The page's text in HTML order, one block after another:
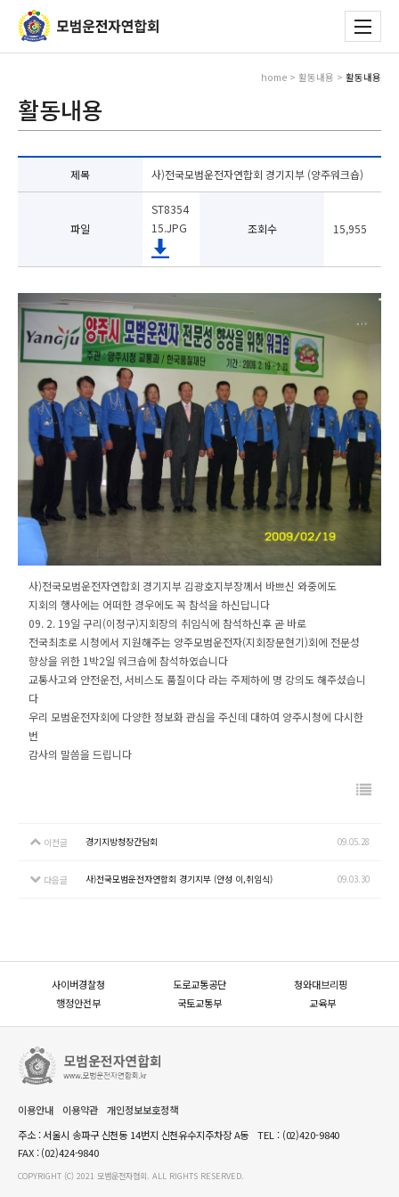
활동내용
home > 활동내용 > 활동내용
제목 사)전국모범운전자연합회 경기지부 (양주워크숍)
파일
ST8354
15.JPG
조회수 15,955
사)전국모범운전자연합회 경기지부 김광호지부장께서 바쁘신 와중에도
지회의 행사에는 어떠한 경우에도 꼭 참석을 하신답니다
09. 2. 19일 구리(이정구)지회장의 취임식에 참석하신후 곧 바로
전국최초로 시청에서 지원해주는 양주모범운전자(지회장문현기)회에 전문성
향상을 위한 1박2일 워크숍에 참석하였습니다
교통사고와 안전운전, 서비스도 품질이다 라는 주제하에 명 강의도 해주셨습니
다
우리 모범운전자회에 다양한 정보화 관심을 주신데 대하여 양주시청에 다시한
번
감사의 말씀을 드립니다
이전글 경기지방청장간담회 09.05.28
다음글 사)전국모범운전자연합회 경기지부 (안성 이,취임식) 09.03.30
사이버경찰청 도로교통공단
청와대브리핑
행정안전부
국토교통부 교육부
이용안내 이용약관
개인정보보호정책
주소 : 서울시 송파구 신천동 14번지 신천유수지주차장 A동
TEL : (02)420-9840
FAX : (02)424-9840
COPYRIGHT (C) 2021 모범운전자협회. ALL RIGHTS RESERVED.